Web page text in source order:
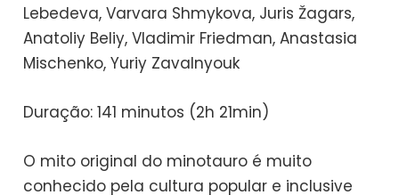
Lebedeva, Varvara Shmykova, Juris Žagars,
Anatoliy Beliy, Vladimir Friedman, Anastasia
Mischenko, Yuriy Zavalnyouk
Duração: 141 minutos (2h 21min)
O mito original do minotauro é muito
conhecido pela cultura popular e inclusive